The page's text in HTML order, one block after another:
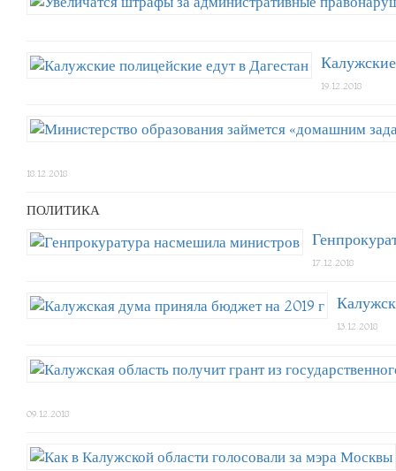
19.12.2018
18.12.2018
ПОЛИТИКА
17.12.2018
13.12.2018
09.12.2018